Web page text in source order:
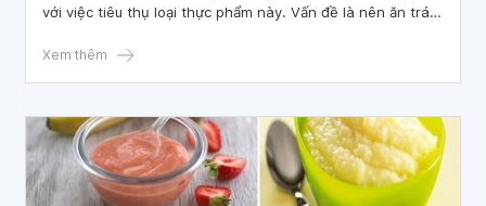
với việc tiêu thụ loại thực phẩm này. Vấn đề là nên ăn trái
ăn trái cây tốt cho sức khỏe? Hãy cùng đi tìm lời giải đáp
Xem thêm